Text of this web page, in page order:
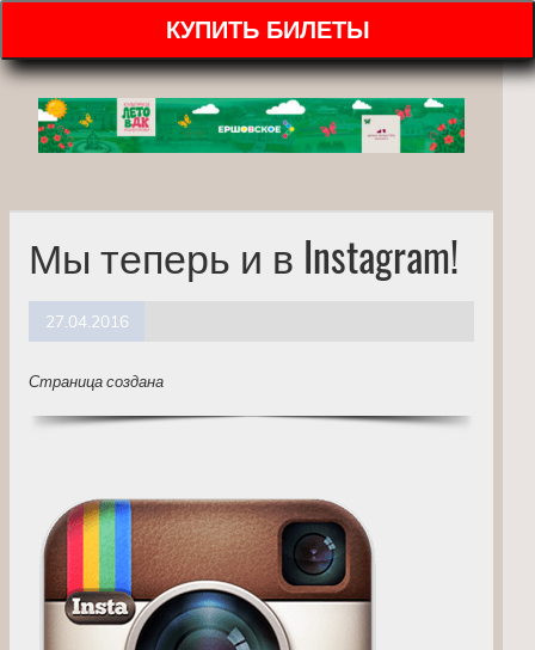
КУПИТЬ БИЛЕТЫ
Мы теперь и в Instagram!
27.04.2016
Страница создана